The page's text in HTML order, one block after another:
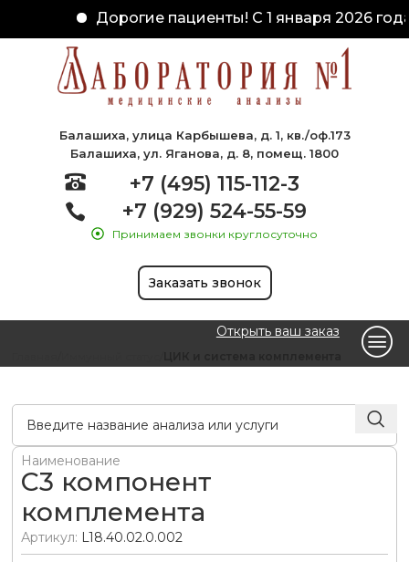
Дорогие пациенты! С 1 января 2026
Балашиха, улица Карбышева, д. 1, кв./оф.173
Балашиха, ул. Яганова, д. 8, помещ. 1800
+7 (495) 115-112-3
+7 (929) 524-55-59
Принимаем звонки круглосуточно
Заказать звонок
Открыть ваш заказ
Наименование
C3 компонент
комплемента
Артикул: L18.40.02.0.002